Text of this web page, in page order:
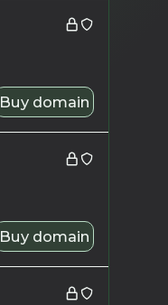
Buy domain
Buy domain